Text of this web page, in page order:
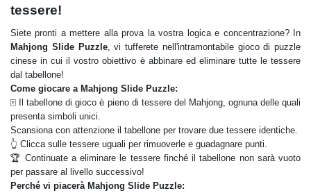
tessere!
Siete pronti a mettere alla prova la vostra logica e concentrazione? In
Mahjong Slide Puzzle, vi tufferete nell'intramontabile gioco di puzzle
cinese in cui il vostro obiettivo è abbinare ed eliminare tutte le tessere
dal tabellone!
Come giocare a Mahjong Slide Puzzle:
🀄 Il tabellone di gioco è pieno di tessere del Mahjong, ognuna delle quali
presenta simboli unici.
Scansiona con attenzione il tabellone per trovare due tessere identiche.
👆 Clicca sulle tessere uguali per rimuoverle e guadagnare punti.
🏆 Continuate a eliminare le tessere finché il tabellone non sarà vuoto
per passare al livello successivo!
Perché vi piacerà Mahjong Slide Puzzle: